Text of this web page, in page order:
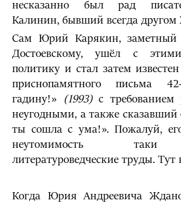
несказанно был рад
Калинин, бывший всегда другом
Сам Юрий Карякин, заметный
Достоевскому, ушёл с
политику и стал затем
приснопамятного письма
гадину!» (1993) с требованием
неугодными, а также сказавший
ты сошла с ума!». Пожалуй,
неутомимость таки
литературоведческие труды. Тут
Когда Юрия Андреевича